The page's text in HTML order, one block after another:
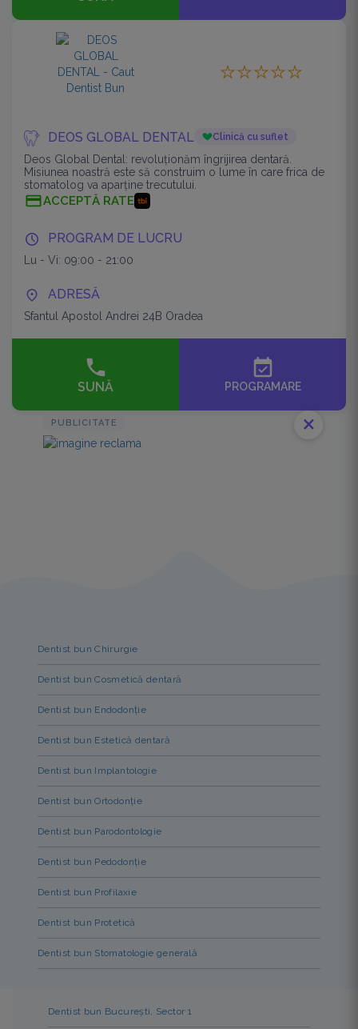
DEOS GLOBAL DENTAL Clinică cu suflet
Deos Global Dental: revoluţionăm îngrijirea dentară.
Misiunea noastră este să construim o lume în care frica de
stomatolog va aparţine trecutului.
ACCEPTĂ RATE
PROGRAM DE LUCRU
Lu - Vi: 09:00 - 21:00
ADRESĂ
Sfantul Apostol Andrei 24B Oradea
SUNĂ
event_available
PROGRAMARE
PUBLICITATE close
Dentist bun Chirurgie
Dentist bun Cosmetică dentară
Dentist bun Endodonție
Dentist bun Estetică dentară
Dentist bun Implantologie
Dentist bun Ortodonție
Dentist bun Parodontologie
Dentist bun Pedodonție
Dentist bun Profilaxie
Dentist bun Protetică
Dentist bun Stomatologie generală
Dentist bun București, Sector 1